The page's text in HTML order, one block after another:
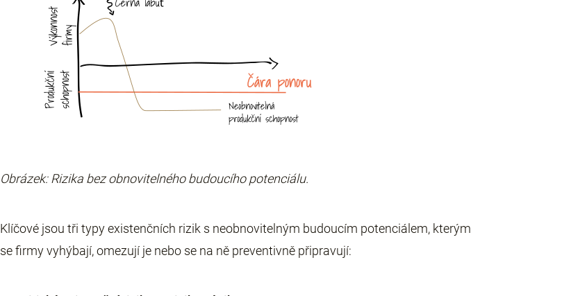
Obrázek: Rizika bez obnovitelného budoucího potenciálu.
Klíčové jsou tři typy existenčních rizik s neobnovitelným budoucím potenciálem, kterým
se firmy vyhýbají, omezují je nebo se na ně preventivně připravují: